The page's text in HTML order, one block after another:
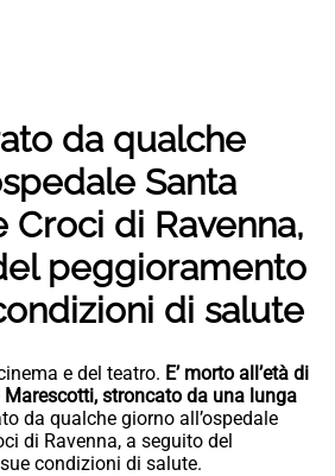
da qualche
Santa
Croci di Ravenna,
peggioramento
di salute
e del teatro. E’ morto all’età di
Marescotti, stroncato da una lunga
da qualche giorno all’ospedale
di Ravenna, a seguito del
condizioni di salute.